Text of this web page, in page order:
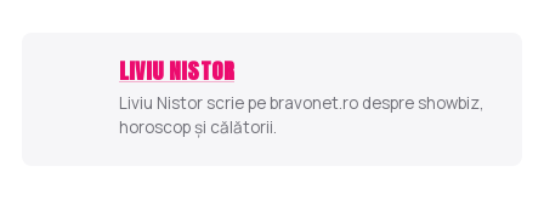
LIVIU NISTOR
Liviu Nistor scrie pe bravonet.ro despre showbiz,
horoscop și călătorii.